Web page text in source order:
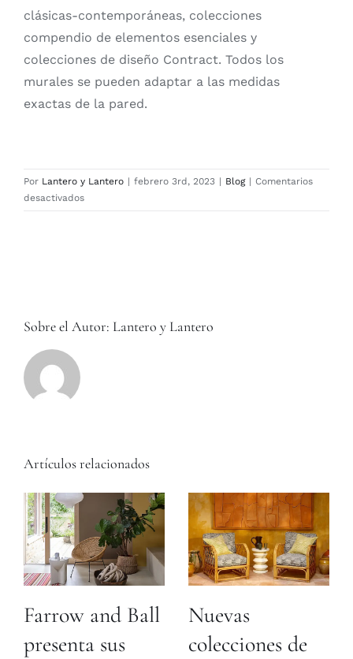
clásicas-contemporáneas, colecciones
compendio de elementos esenciales y
colecciones de diseño Contract. Todos los
murales se pueden adaptar a las medidas
exactas de la pared.
Por Lantero y Lantero | febrero 3rd, 2023 | Blog | Comentarios
desactivadosen
Sobre el Autor: Lantero y Lantero
Artículos relacionados
Farrow and Ball
presenta sus
Nuevas
colecciones de